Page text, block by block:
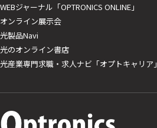
WEBジャーナル「OPTRONICS ONLINE」
オンライン展示会
光製品Navi
光のオンライン書店
光産業専門求職・求人ナビ「オプトキャリア」